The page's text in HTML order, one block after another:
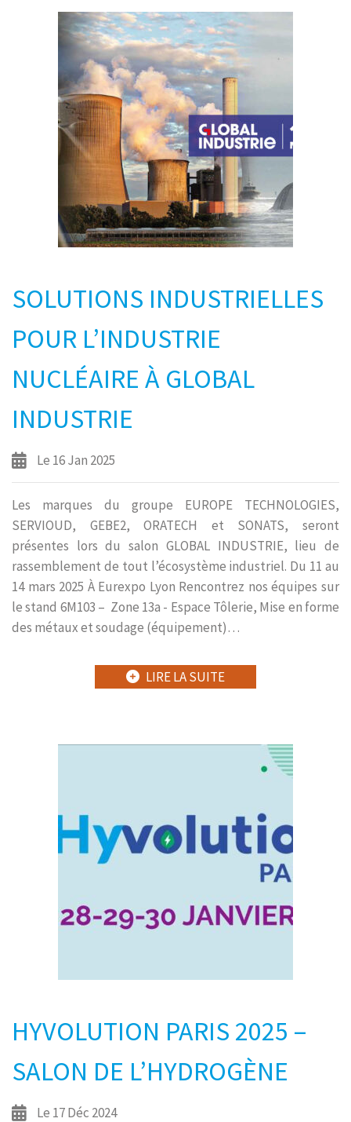
SOLUTIONS INDUSTRIELLES
POUR L’INDUSTRIE
NUCLÉAIRE À GLOBAL
INDUSTRIE
Le 16 Jan 2025
Les marques du groupe EUROPE TECHNOLOGIES,
SERVIOUD, GEBE2, ORATECH et SONATS, seront
présentes lors du salon GLOBAL INDUSTRIE, lieu de
rassemblement de tout l’écosystème industriel. Du 11 au
14 mars 2025 À Eurexpo Lyon Rencontrez nos équipes sur
le stand 6M103 – Zone 13a - Espace Tôlerie, Mise en forme
des métaux et soudage (équipement)…
LIRE LA SUITE
HYVOLUTION PARIS 2025 –
SALON DE L’HYDROGÈNE
Le 17 Déc 2024